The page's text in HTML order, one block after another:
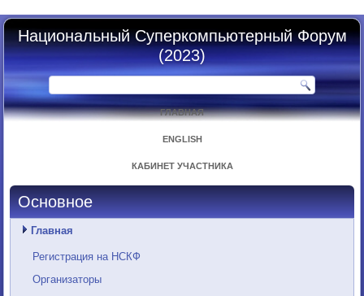
Национальный Суперкомпьютерный Форум
(2023)
ГЛАВНАЯ
ENGLISH
КАБИНЕТ УЧАСТНИКА
Основное
Главная
Регистрация на НСКФ
Организаторы